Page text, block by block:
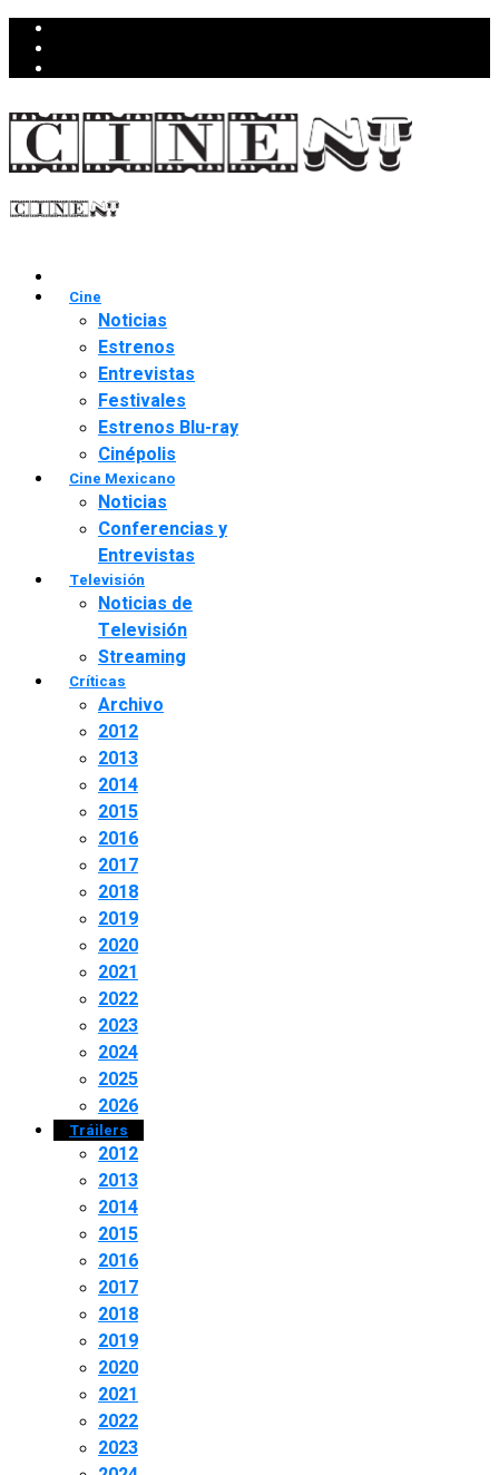
Cine
Noticias
Estrenos
Entrevistas
Festivales
Estrenos Blu-ray
Cinépolis
Cine Mexicano
Noticias
Conferencias y
Entrevistas
Televisión
Noticias de
Televisión
Streaming
Críticas
Archivo
2012
2013
2014
2015
2016
2017
2018
2019
2020
2021
2022
2023
2024
2025
2026
Tráilers
2012
2013
2014
2015
2016
2017
2018
2019
2020
2021
2022
2023